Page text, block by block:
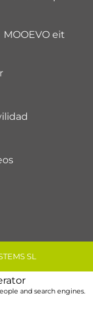
SL
and search engines.